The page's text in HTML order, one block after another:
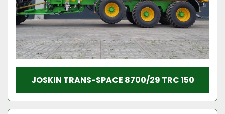
JOSKIN TRANS-SPACE 8700/29 TRC 150